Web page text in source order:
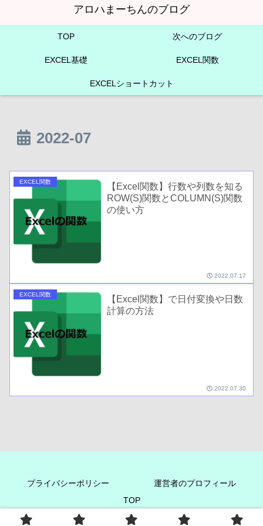
アロハまーちんのブログ
TOP 次へのブログ
EXCEL基礎 EXCEL関数
EXCELショートカット
2022-07
EXCEL関数
【Excel関数】行数や列数を知る
ROW(S)関数とCOLUMN(S)関数
の使い方
2022.07.17
EXCEL関数
【Excel関数】で日付変換や日数
計算の方法
2022.07.30
プライバシーポリシー
運営者のプロフィール
TOP
Copyright © 2022 アロハまーちんのブログ All Rights Reserved.